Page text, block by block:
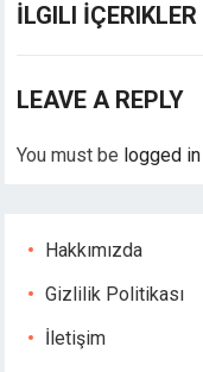
İLGILI İÇERIKLER
LEAVE A REPLY
You must be logged in
Hakkımızda
Gizlilik Politikası
İletişim